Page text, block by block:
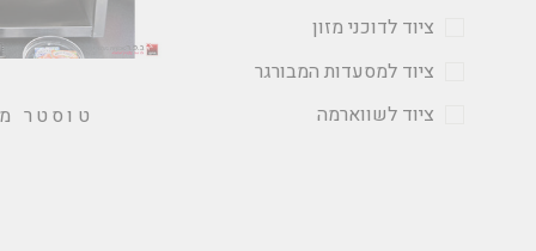
ציוד לדוכני מזון
ציוד למסעדות המבורגר
ציוד לשווארמה
טוסטר